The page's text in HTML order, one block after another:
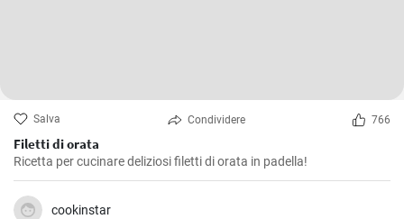
Salva Condividere 766
Filetti di orata
Ricetta per cucinare deliziosi filetti di orata in padella!
cookinstar